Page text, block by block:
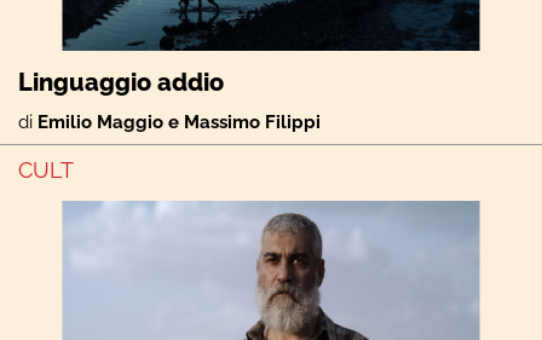
Linguaggio addio
di Emilio Maggio e Massimo Filippi
CULT